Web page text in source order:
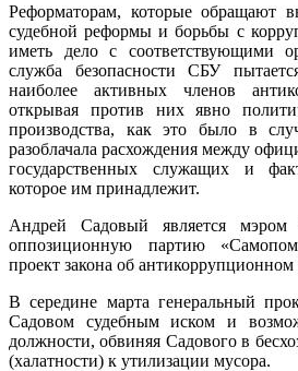
Реформаторам, которые обращают
судебной реформы и борьбы с
иметь дело с соответствующими
служба безопасности СБУ
наиболее активных членов
открывая против них явно
производства, как это было в
разоблачала расхождения между
государственных служащих и
которое им принадлежит.
Андрей Садовый является мэром
оппозиционную партию
проект закона об антикоррупционном
В середине марта генеральный
Садовом судебным иском и
должности, обвиняя Садового в
(халатности) к утилизации мусора.